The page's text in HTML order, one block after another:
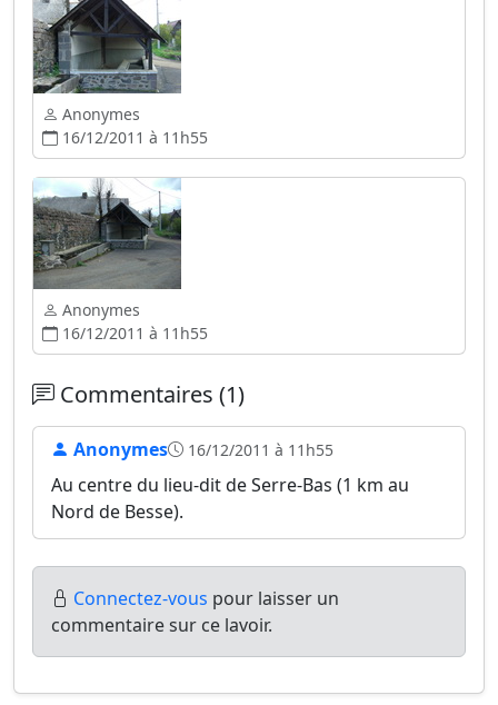
Anonymes
16/12/2011 à 11h55
Anonymes
16/12/2011 à 11h55
Commentaires (1)
Anonymes 16/12/2011 à 11h55
Au centre du lieu-dit de Serre-Bas (1 km au
Nord de Besse).
Connectez-vous pour laisser un
commentaire sur ce lavoir.